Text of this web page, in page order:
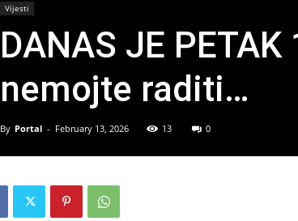
Vijesti
DANAS JE
nemojte raditi…
By Portal - February 13, 2026 13 0